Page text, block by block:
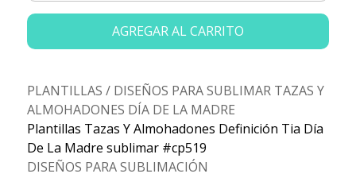
AGREGAR AL CARRITO
PLANTILLAS / DISEÑOS PARA SUBLIMAR TAZAS Y
ALMOHADONES DÍA DE LA MADRE
Plantillas Tazas Y Almohadones Definición Tia Día
De La Madre sublimar #cp519
DISEÑOS PARA SUBLIMACIÓN